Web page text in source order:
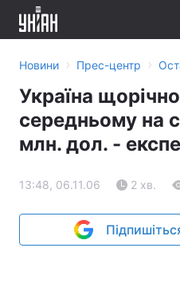
Новини › Прес-центр ›
Україна
середньому на
млн. дол. -
13:48, 06.11.06 2 хв.